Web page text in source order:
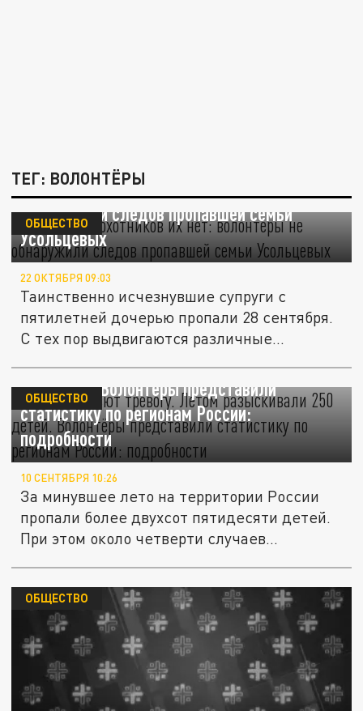
ТЕГ: ВОЛОНТЁРЫ
В зимовьях охотников их нет: волонтёры не
обнаружили следов пропавшей семьи
Усольцевых
ОБЩЕСТВО
22 ОКТЯБРЯ 09:03
Таинственно исчезнувшие супруги с
пятилетней дочерью пропали 28 сентября.
С тех пор выдвигаются различные...
Родители бьют тревогу. Летом разыскивали
250 детей. Волонтёры представили
статистику по регионам России:
подробности
ОБЩЕСТВО
10 СЕНТЯБРЯ 10:26
За минувшее лето на территории России
пропали более двухсот пятидесяти детей.
При этом около четверти случаев...
ОБЩЕСТВО